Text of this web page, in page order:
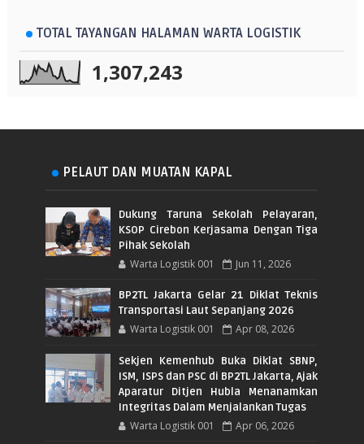
TOTAL TAYANGAN HALAMAN WARTA LOGISTIK
1,307,243
PELAUT DAN MUATAN KAPAL
Dukung Taruna Sekolah Pelayaran,
KSOP Cirebon Kerjasama Dengan Tiga
Pihak Sekolah
Warta Logistik 001 Jun 11, 2026
BP2TL Jakarta Gelar 21 Diklat Teknis
Transportasi Laut Sepanjang 2026
Warta Logistik 001 Apr 08, 2026
Sekjen Kemenhub Buka Diklat SBNP,
ISM, ISPS dan PSC di BP2TL Jakarta, Ajak
Aparatur Ditjen Hubla Menanamkan
Integritas Dalam Menjalankan Tugas
Warta Logistik 001 Apr 06, 2026